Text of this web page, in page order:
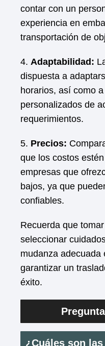
contar con un
experiencia en
transportación de
4. Adaptabilidad:
dispuesta a
horarios, así como
personalizados de
requerimientos.
5. Precios:
que los costos
empresas que
bajos, ya que
confiables.
Recuerda que
seleccionar
mudanza adecuada
garantizar un
éxito.
¿Cuáles son